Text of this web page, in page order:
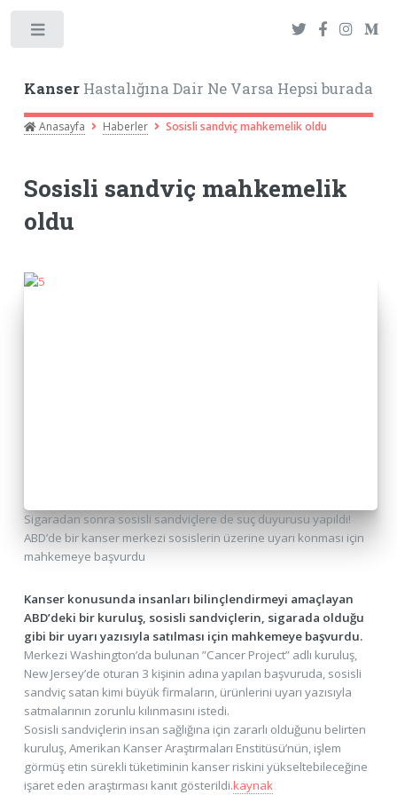
KanserHastalığına Dair Ne Varsa Hepsi burada
Anasayfa Haberler Sosisli sandviç mahkemelik oldu
Sosisli sandviç mahkemelik
oldu
Sigaradan sonra sosisli sandviçlere de suç duyurusu yapıldı!
ABD’de bir kanser merkezi sosislerin üzerine uyarı konması için
mahkemeye başvurdu
Kanser konusunda insanları bilinçlendirmeyi amaçlayan
ABD’deki bir kuruluş, sosisli sandviçlerin, sigarada olduğu
gibi bir uyarı yazısıyla satılması için mahkemeye başvurdu.
Merkezi Washington’da bulunan ”Cancer Project” adlı kuruluş,
New Jersey’de oturan 3 kişinin adına yapılan başvuruda, sosisli
sandviç satan kimi büyük firmaların, ürünlerini uyarı yazısıyla
satmalarının zorunlu kılınmasını istedi.
Sosisli sandviçlerin insan sağlığına için zararlı olduğunu belirten
kuruluş, Amerikan Kanser Araştırmaları Enstitüsü’nün, işlem
görmüş etin sürekli tüketiminin kanser riskini yükseltebileceğine
işaret eden araştırması kanıt gösterildi.kaynak